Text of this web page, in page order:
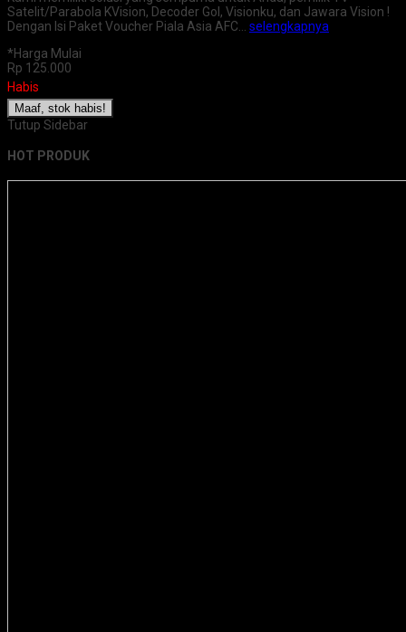
Satelit/Parabola KVision, Decoder Gol, Visionku, dan Jawara Vision !
Dengan Isi Paket Voucher Piala Asia AFC… selengkapnya
*Harga Mulai
Rp 125.000
Habis
Maaf, stok habis!
Tutup Sidebar
HOT PRODUK